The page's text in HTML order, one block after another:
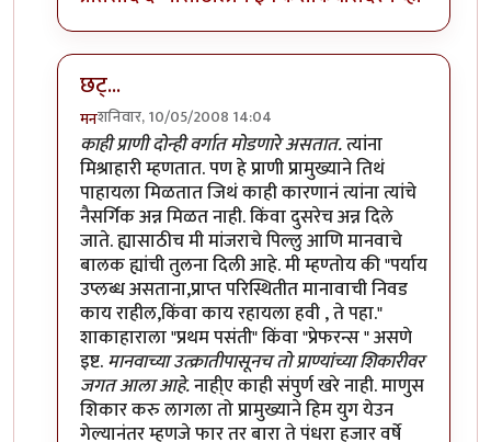
छट्...
मनशनिवार, 10/05/2008 14:04
In reply toशाकाहार-मांसाहार....byप्रभाकर पेठकर
काही प्राणी दोन्ही वर्गात मोडणारे असतात.त्यांना
मिश्राहारी म्हणतात. पण हे प्राणी प्रामुख्याने तिथं
पाहायला मिळतात जिथं काही कारणानं त्यांना त्यांचे
नैसर्गिक अन्न मिळत नाही. किंवा दुसरेच अन्न दिले
जाते. ह्यासाठीच मी मांजराचे पिल्लु आणि मानवाचे
बालक ह्यांची तुलना दिली आहे. मी म्हण्तोय की "पर्याय
उप्लब्ध असताना,प्राप्त परिस्थितीत मानावाची निवड
काय राहील,किंवा काय रहायला हवी , ते पहा."
शाकाहाराला "प्रथम पसंती" किंवा "प्रेफरन्स " असणे
इष्ट.मानवाच्या उत्क्रातीपासूनच तो प्राण्यांच्या शिकारीवर
जगत आला आहे.नाही्ए काही संपुर्ण खरे नाही. माणुस
शिकार करु लागला तो प्रामुख्याने हिम युग येउन
गेल्यानंतर म्हणजे फार तर बारा ते पंधरा हजार वर्षे